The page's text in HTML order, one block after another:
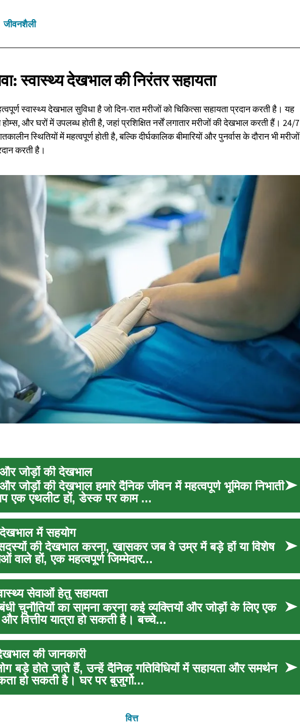
जीवनशैली
स्वास्थ्य देखभाल कीनिरंतर सहायता
स्वास्थ्य देखभाल सुविधा है जो दिन-रात मरीजों को चिकित्सा सहायता प्रदान करती है। यह
होम्स, और घरों में उपलब्ध होती है, जहां प्रशिक्षित नर्सें लगातार मरीजों की देखभाल करती हैं। 24/7
स्थितियों में महत्वपूर्ण होती है, बल्कि दीर्घकालिक बीमारियों और पुनर्वास के दौरान भी मरीजों
करती है।
और जोड़ों की देखभाल
जोड़ों की देखभाल हमारे दैनिक जीवन में महत्वपूर्ण भूमिका निभाती
एक एथलीट हों, डेस्क पर काम ...
देखभाल में सहयोग
की देखभाल करना, खासकर जब वे उम्र में बड़े हों या विशेष
वाले हों, एक महत्वपूर्ण जिम्मेदार...
सेवाओं हेतु सहायता
चुनौतियों का सामना करना कई व्यक्तियों और जोड़ों के लिए एक
वित्तीय यात्रा हो सकती है। बच्चे...
की जानकारी
बड़े होते जाते हैं, उन्हें दैनिक गतिविधियों में सहायता और समर्थन
हो सकती है। घर पर बुजुर्गो...
वित्त